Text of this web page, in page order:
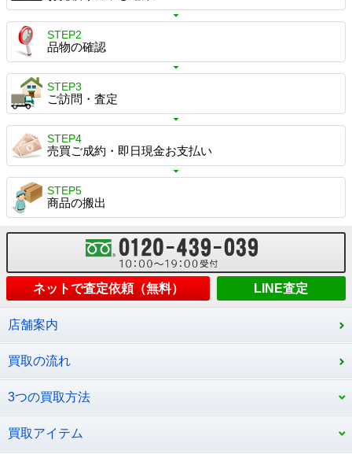
STEP2
品物の確認
STEP3
ご訪問・査定
STEP4
売買ご成約・即日現金お支払い
STEP5
商品の搬出
ネットで査定依頼（無料） LINE査定
店舗案内
買取の流れ
3つの買取方法
買取アイテム